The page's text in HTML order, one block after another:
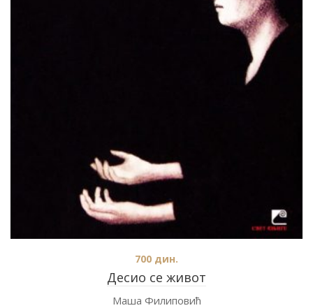
Десио се живот
700 дин.
Маша Филиповић